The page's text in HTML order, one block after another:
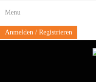
content
Menu
Anmelden / Registrieren